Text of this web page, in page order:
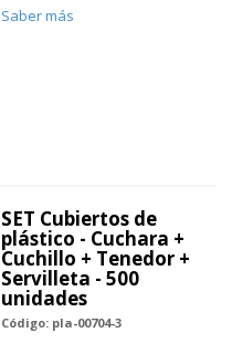
Saber más
SET Cubiertos de
plástico - Cuchara +
Cuchillo + Tenedor +
Servilleta - 500
unidades
Código: pla-00704-3